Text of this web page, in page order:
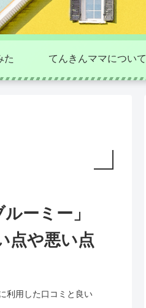
た てんきんママについて
ーミー」
点や悪い点
利用した口コミと良い